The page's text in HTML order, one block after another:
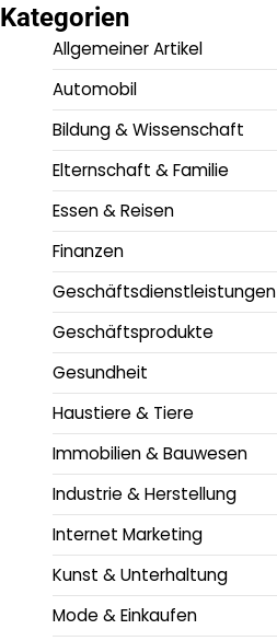
Kategorien
Allgemeiner Artikel
Automobil
Bildung & Wissenschaft
Elternschaft & Familie
Essen & Reisen
Finanzen
Geschäftsdienstleistungen
Geschäftsprodukte
Gesundheit
Haustiere & Tiere
Immobilien & Bauwesen
Industrie & Herstellung
Internet Marketing
Kunst & Unterhaltung
Mode & Einkaufen